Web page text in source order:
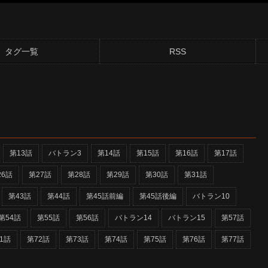
タグ一覧 RSS
第13話 バトラン3 第14話 第15話 第16話 第17話
話 第27話 第28話 第29話 第30話 第31話
第43話 第44話 第45話前編 第45話後編 バトラン10
54話 第55話 第56話 バトラン14 バトラン15 第57話
話 第72話 第73話 第74話 第75話 第76話 第77話